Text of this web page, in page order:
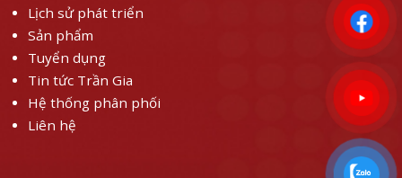
Lịch sử phát triển
Sản phẩm
Tuyển dụng
Tin tức Trần Gia
Hệ thống phân phối
Liên hệ